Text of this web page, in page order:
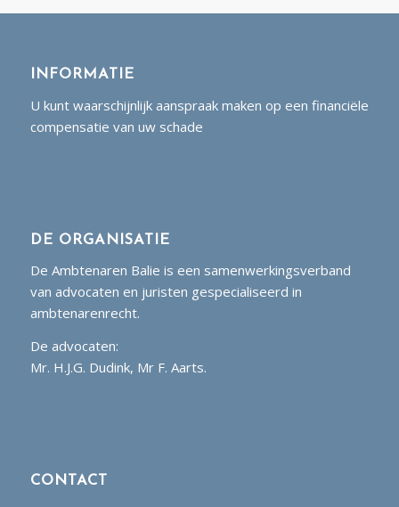
INFORMATIE
U kunt waarschijnlijk aanspraak maken op een financiële
compensatie van uw schade
DE ORGANISATIE
De Ambtenaren Balie is een samenwerkingsverband
van advocaten en juristen gespecialiseerd in
ambtenarenrecht.
De advocaten:
Mr. H.J.G. Dudink, Mr F. Aarts.
CONTACT